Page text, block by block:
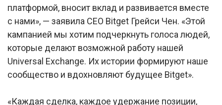
платформой, вносит вклад и развивается вместе
с нами», — заявила CEO Bitget Грейси Чен. «Этой
кампанией мы хотим подчеркнуть голоса людей,
которые делают возможной работу нашей
Universal Exchange. Их истории формируют наше
сообщество и вдохновляют будущее Bitget».
«Каждая сделка, каждое удержание позиции,